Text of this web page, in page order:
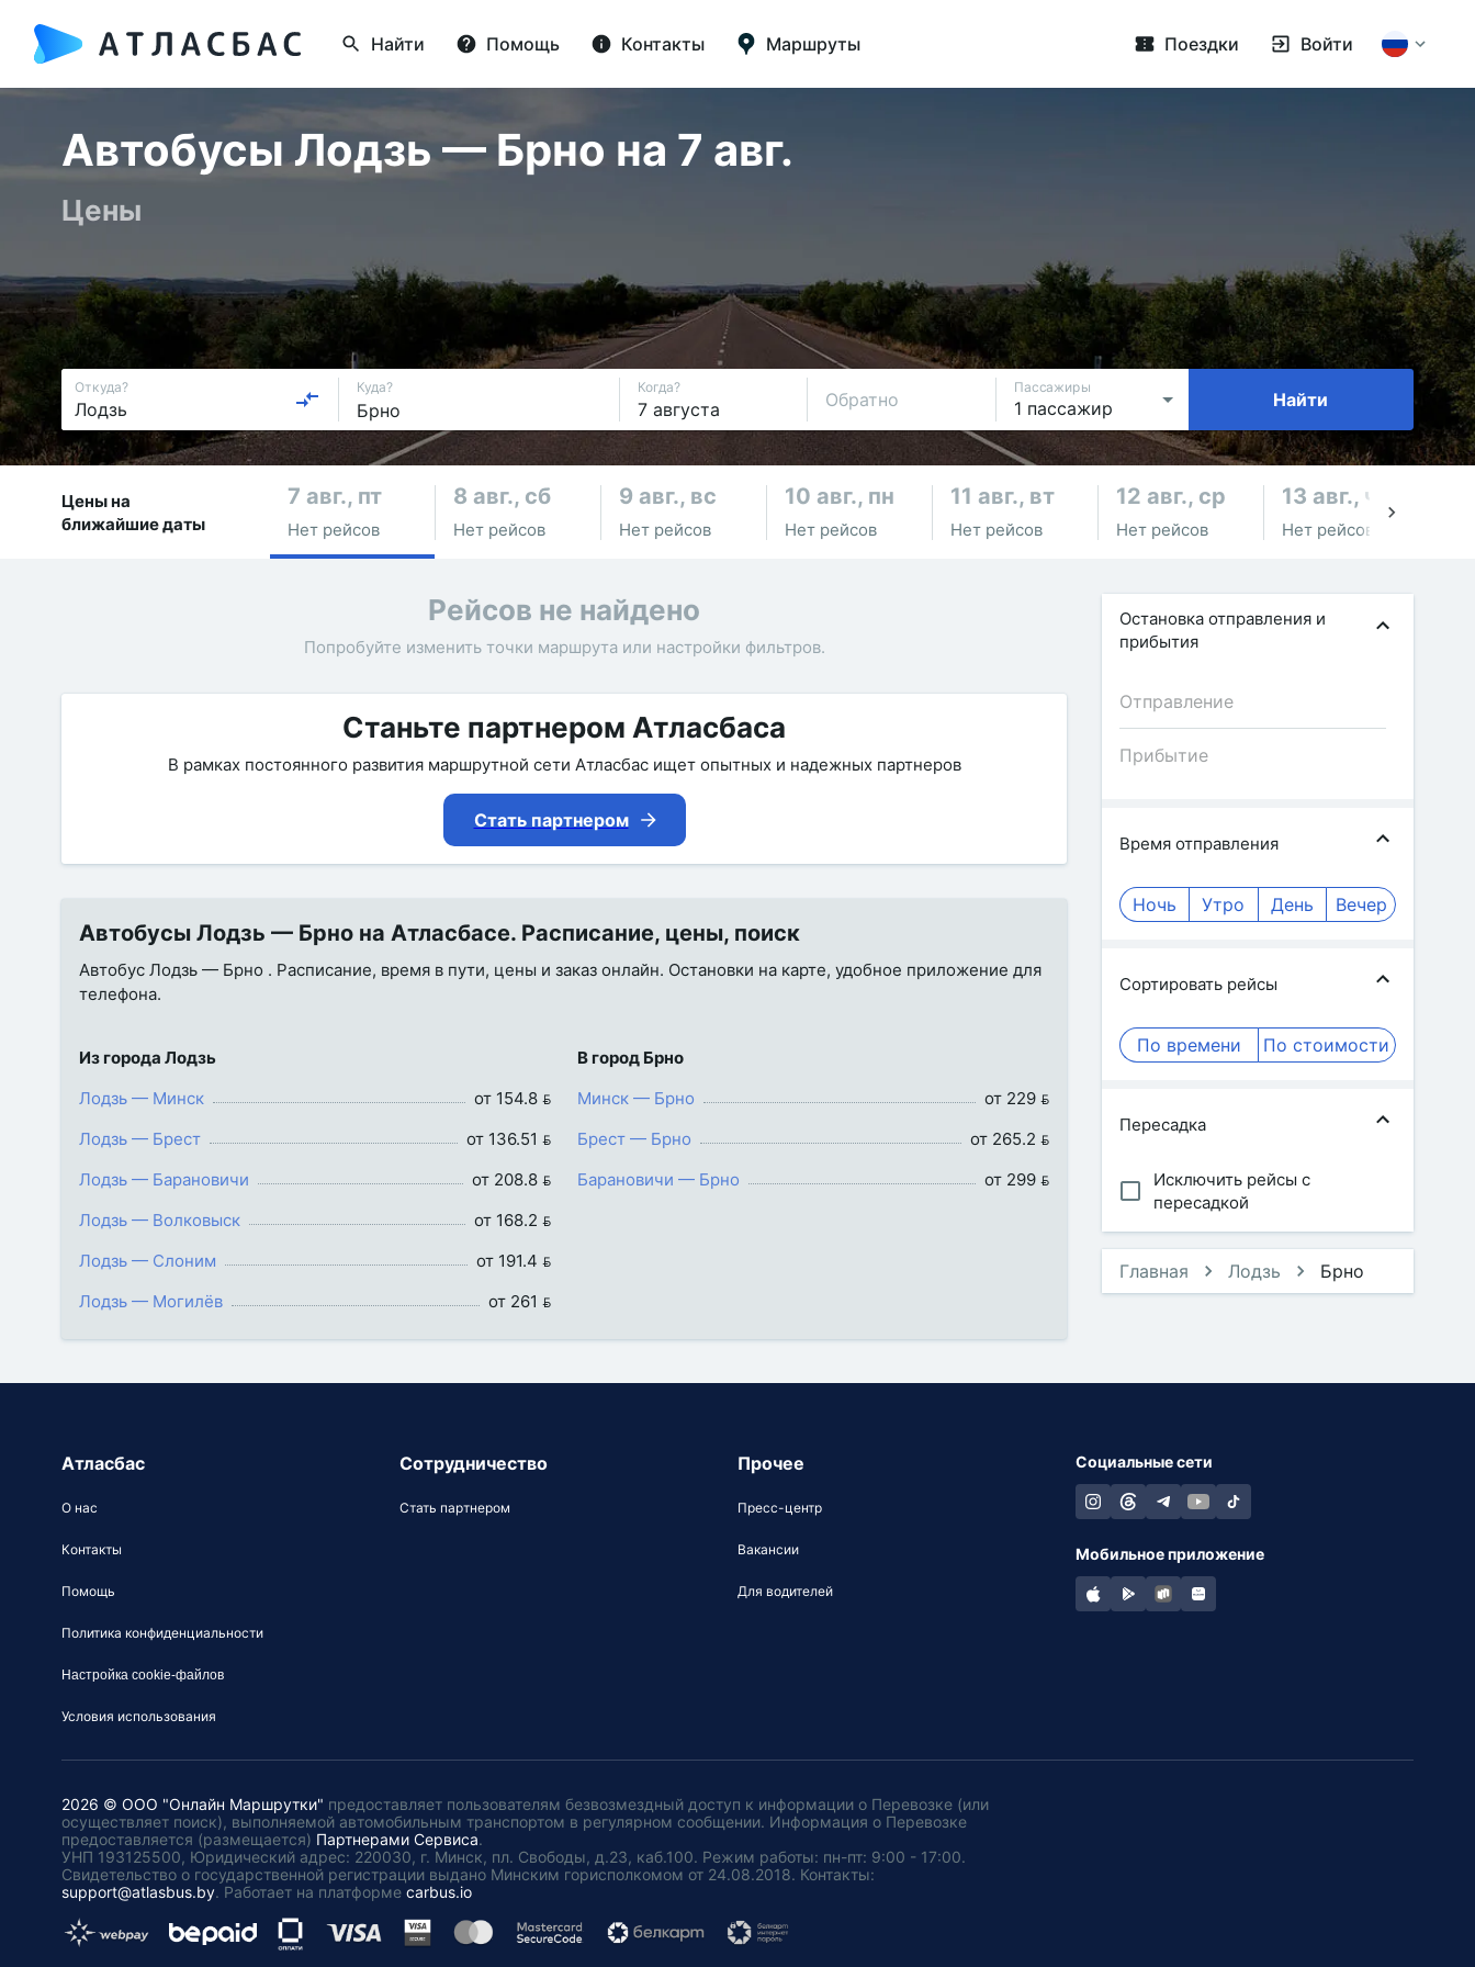
Найти Помощь Контакты Маршруты Поездки Войти
Автобусы Лодзь — Брно на 7 авг.
Цены
Откуда? Куда? Когда?
Обратно
Пассажиры
Найти
Цены на
ближайшие даты
7 авг., пт
Нет рейсов
8 авг., сб
Нет рейсов
9 авг., вс
Нет рейсов
10 авг., пн
Нет рейсов
11 авг., вт
Нет рейсов
12 авг., ср
Нет рейсов
13 авг., чт
Нет рейсов
Рейсов не найдено
Попробуйте изменить точки маршрута или настройки фильтров.
Станьте партнером Атласбаса
В рамках постоянного развития маршрутной сети Атласбас ищет опытных и надежных партнеров
Стать партнером
Автобусы Лодзь — Брно на Атласбасе. Расписание, цены, поиск
Автобус Лодзь — Брно . Расписание, время в пути, цены и заказ онлайн. Остановки на карте, удобное приложение для
телефона.
Из города Лодзь
Лодзь — Минск
от 154.8 
Лодзь — Брест
от 136.51 
Лодзь — Барановичи
от 208.8 
Лодзь — Волковыск
от 168.2 
Лодзь — Слоним
от 191.4 
Лодзь — Могилёв
от 261 
В город Брно
Минск — Брно
от 229 
Брест — Брно
от 265.2 
Барановичи — Брно
от 299 
Остановка отправления и
прибытия
Время отправления
Ночь Утро День Вечер
Сортировать рейсы
По времени По стоимости
Пересадка
Исключить рейсы с
пересадкой
Главная Лодзь Брно
Атласбас
О нас
Контакты
Помощь
Политика конфиденциальности
Настройка cookie-файлов
Условия использования
Сотрудничество
Стать партнером
Прочее
Пресс-центр
Вакансии
Для водителей
Социальные сети
Мобильное приложение
2026 © ООО "Онлайн Маршрутки" предоставляет пользователям безвозмездный доступ к информации о Перевозке (или
осуществляет поиск), выполняемой автомобильным транспортом в регулярном сообщении. Информация о Перевозке
предоставляется (размещается) Партнерами Сервиса.
УНП 193125500, Юридический адрес: 220030, г. Минск, пл. Свободы, д.23, каб.100. Режим работы: пн-пт: 9:00 - 17:00.
Свидетельство о государственной регистрации выдано Минским горисполкомом от 24.08.2018. Контакты:
support@atlasbus.by. Работает на платформе carbus.io